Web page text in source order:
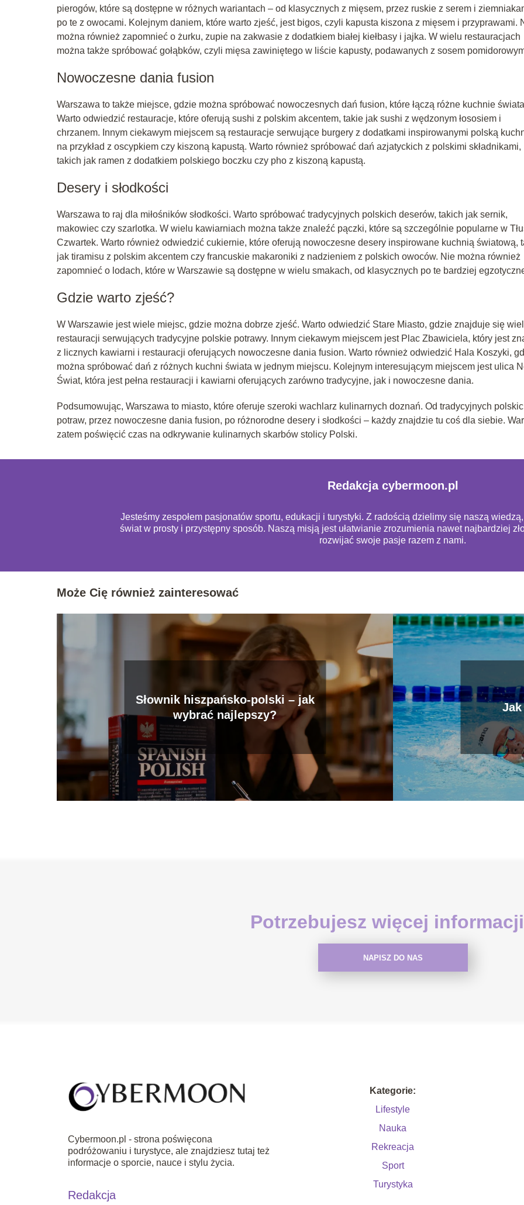
pierogów, które są dostępne w różnych wariantach – od klasycznych z mięsem, przez ruskie z serem i
po te z owocami. Kolejnym daniem, które warto zjeść, jest bigos, czyli kapusta kiszona z mięsem i przyprawami.
można również zapomnieć o żurku, zupie na zakwasie z dodatkiem białej kiełbasy i jajka. W wielu restauracjach
można także spróbować gołąbków, czyli mięsa zawiniętego w liście kapusty, podawanych z sosem
Nowoczesne dania fusion
Warszawa to także miejsce, gdzie można spróbować nowoczesnych dań fusion, które łączą różne kuchnie
Warto odwiedzić restauracje, które oferują sushi z polskim akcentem, takie jak sushi z wędzonym łososiem i
chrzanem. Innym ciekawym miejscem są restauracje serwujące burgery z dodatkami inspirowanymi polską
na przykład z oscypkiem czy kiszoną kapustą. Warto również spróbować dań azjatyckich z polskimi składnikami,
takich jak ramen z dodatkiem polskiego boczku czy pho z kiszoną kapustą.
Desery i słodkości
Warszawa to raj dla miłośników słodkości. Warto spróbować tradycyjnych polskich deserów, takich jak sernik,
makowiec czy szarlotka. W wielu kawiarniach można także znaleźć pączki, które są szczególnie popularne w
Czwartek. Warto również odwiedzić cukiernie, które oferują nowoczesne desery inspirowane kuchnią światową,
jak tiramisu z polskim akcentem czy francuskie makaroniki z nadzieniem z polskich owoców. Nie można również
zapomnieć o lodach, które w Warszawie są dostępne w wielu smakach, od klasycznych po te bardziej
Gdzie warto zjeść?
W Warszawie jest wiele miejsc, gdzie można dobrze zjeść. Warto odwiedzić Stare Miasto, gdzie znajduje się
restauracji serwujących tradycyjne polskie potrawy. Innym ciekawym miejscem jest Plac Zbawiciela, który jest
z licznych kawiarni i restauracji oferujących nowoczesne dania fusion. Warto również odwiedzić Hala Koszyki,
można spróbować dań z różnych kuchni świata w jednym miejscu. Kolejnym interesującym miejscem jest ulica
Świat, która jest pełna restauracji i kawiarni oferujących zarówno tradycyjne, jak i nowoczesne dania.
Podsumowując, Warszawa to miasto, które oferuje szeroki wachlarz kulinarnych doznań. Od tradycyjnych
potraw, przez nowoczesne dania fusion, po różnorodne desery i słodkości – każdy znajdzie tu coś dla siebie.
zatem poświęcić czas na odkrywanie kulinarnych skarbów stolicy Polski.
Redakcja cybermoon.pl
Jesteśmy zespołem pasjonatów sportu, edukacji i turystyki. Z radością dzielimy się naszą
świat w prosty i przystępny sposób. Naszą misją jest ułatwianie zrozumienia nawet najbardziej
rozwijać swoje pasje razem z nami.
Może Cię również zainteresować
Słownik hiszpańsko-polski – jak
wybrać najlepszy?
Jak
Potrzebujesz więcej
NAPISZ DO NAS
Cybermoon.pl - strona poświęcona
podróżowaniu i turystyce, ale znajdziesz tutaj też
informacje o sporcie, nauce i stylu życia.
Redakcja
Kategorie:
Lifestyle
Nauka
Rekreacja
Sport
Turystyka